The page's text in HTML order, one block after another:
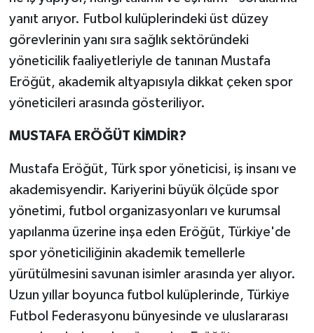
yanıt arıyor. Futbol kulüplerindeki üst düzey
görevlerinin yanı sıra sağlık sektöründeki
yöneticilik faaliyetleriyle de tanınan Mustafa
Eröğüt, akademik altyapısıyla dikkat çeken spor
yöneticileri arasında gösteriliyor.
MUSTAFA ERÖĞÜT KİMDİR?
Mustafa Eröğüt, Türk spor yöneticisi, iş insanı ve
akademisyendir. Kariyerini büyük ölçüde spor
yönetimi, futbol organizasyonları ve kurumsal
yapılanma üzerine inşa eden Eröğüt, Türkiye'de
spor yöneticiliğinin akademik temellerle
yürütülmesini savunan isimler arasında yer alıyor.
Uzun yıllar boyunca futbol kulüplerinde, Türkiye
Futbol Federasyonu bünyesinde ve uluslararası